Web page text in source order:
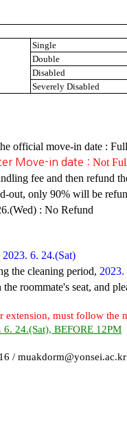
Single
Double
Disabled
Severely Disabled
official move-in date :
Move-in date : Not
fee and then refund
out, only 90% will be
: No Refund
2023. 6. 24.(Sat)
the cleaning period,
roommate's seat, and
must follow the
6. 24.(Sat), BEFORE 12PM
/ muakdorm@yonsei.ac.kr